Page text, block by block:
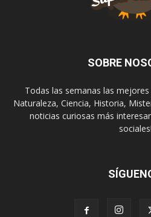
SOBRE
Todas las semanas las
Naturaleza, Ciencia, Historia,
noticias curiosas más
sociales!